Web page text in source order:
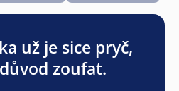
už je sice pryč,
zoufat.